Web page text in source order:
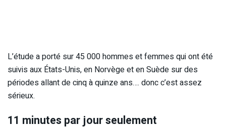
L’étude a porté sur 45 000 hommes et femmes qui ont été
suivis aux États-Unis, en Norvège et en Suède sur des
périodes allant de cinq à quinze ans…. donc c’est assez
sérieux.
11 minutes par jour seulement